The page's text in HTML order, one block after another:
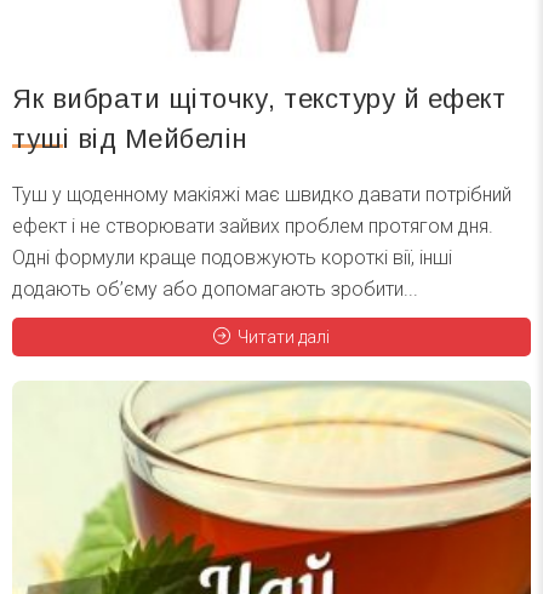
Як вибрати щіточку, текстуру й ефект
туші від Мейбелін
Туш у щоденному макіяжі має швидко давати потрібний
ефект і не створювати зайвих проблем протягом дня.
Одні формули краще подовжують короткі вії, інші
додають об’єму або допомагають зробити...
Читати далі